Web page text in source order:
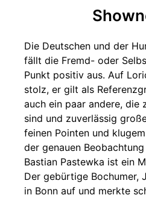
Die Deutschen und der
fällt die Fremd- oder
Punkt positiv aus. Auf
stolz, er gilt als
auch ein paar andere, die
sind und zuverlässig
feinen Pointen und
der genauen
Bastian Pastewka ist ein
Der gebürtige Bochumer,
in Bonn auf und merkte